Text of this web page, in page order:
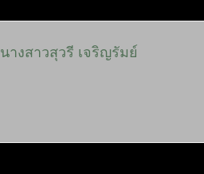
นางสาวสุวรี เจริญรัมย์